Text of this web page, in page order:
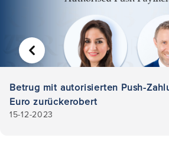
Betrug mit autorisierten Push-
Euro zurückerobert
15-12-2023
VORHERIGE